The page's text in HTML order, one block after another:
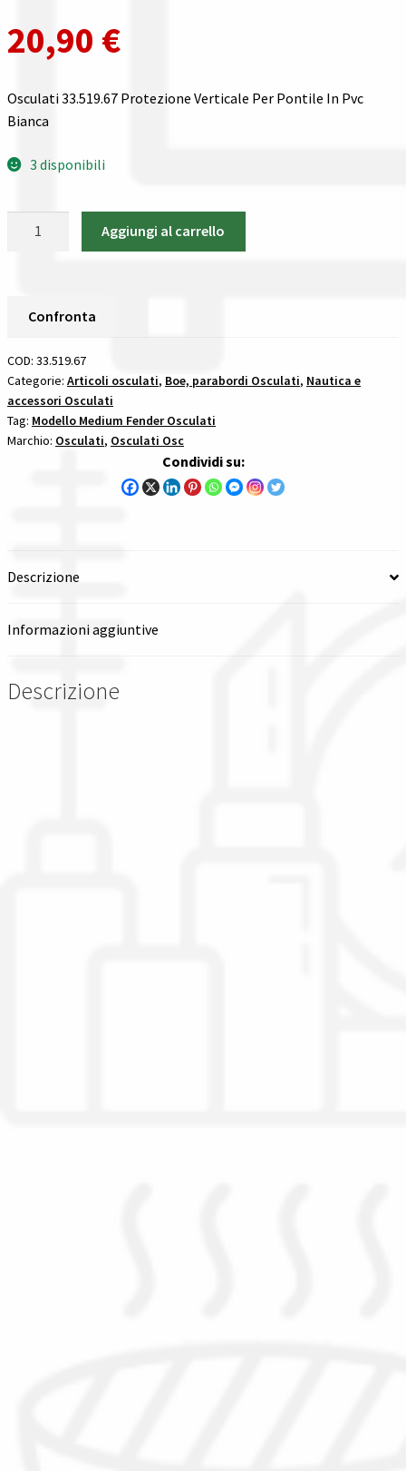
Riepilogo ordine
Spedizioni in europa
Spedizioni in italia
Tutte le categorie dei prodotti
Il mio account
20,90 €
Osculati 33.519.67 Protezione Verticale Per Pontile In Pvc
Bianca
3 disponibili
In
Pvc
Bianca
parabordi
in
Aggiungi al carrello
Confronta
COD: 33.519.67
Categorie: Articoli osculati, Boe, parabordi Osculati, Nautica e
accessori Osculati
Tag: Modello Medium Fender Osculati
Marchio: Osculati, Osculati Osc
Condividi su:
Descrizione
Informazioni aggiuntive
Descrizione